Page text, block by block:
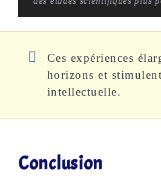
Ces expériences
horizons et
intellectuelle.
Conclusion